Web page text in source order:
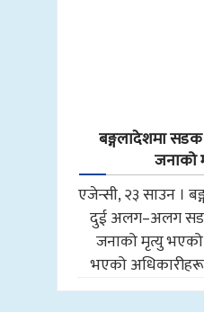
बङ्गलादेशमा सडक
जनाको
एजेन्सी, २३ साउन ।
दुई अलग–अलग
जनाको मृत्यु भएको
भएको